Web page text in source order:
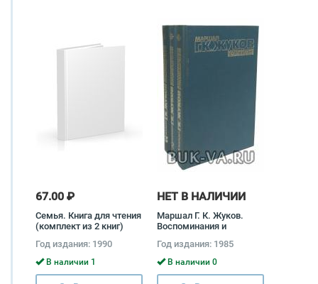
67.00 ₽
Семья. Книга для чтения
(комплект из 2 книг)
Год издания: 1990
В наличии 1
НЕТ В НАЛИЧИИ
Маршал Г. К. Жуков.
Воспоминания и
(комплект из 3 книг)
Георгий Жуков
Год издания: 1985
В наличии 0